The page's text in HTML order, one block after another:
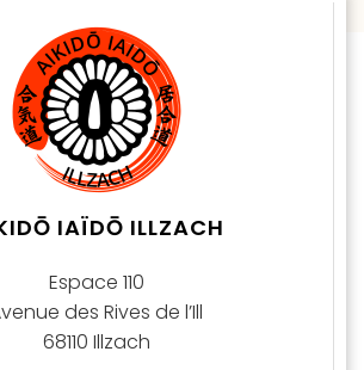
IAÏDŌ ILLZACH
Espace 110
des Rives de l’Ill
68110 Illzach